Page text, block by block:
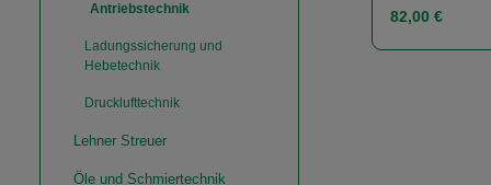
Antriebstechnik
Ladungssicherung und
Hebetechnik
Drucklufttechnik
Lehner Streuer
Öle und Schmiertechnik
Regulärer
82,00 €